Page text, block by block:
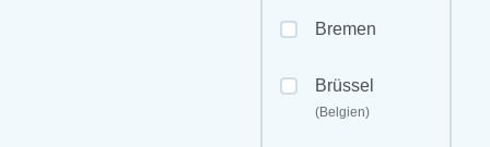
Bremen
Brüssel
(Belgien)